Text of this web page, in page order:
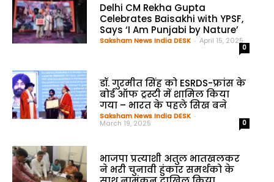
Delhi CM Rekha Gupta
Celebrates Baisakhi with YPSF,
Says ‘I Am Punjabi by Nature’
Saksham News India DESK - April 15, 2025
0
डॉ. गुरमीत सिंह को ESRDS-फ्रांस के
बोर्ड ऑफ ट्रस्टी में शामिल किया
गया – भारत के पहले सिख बने
Saksham News India DESK -
March 19, 2025 0
भाजपा प्रत्याशी अतुल भातखलकर
ने भरी चुनावी हुंकार समर्थको के